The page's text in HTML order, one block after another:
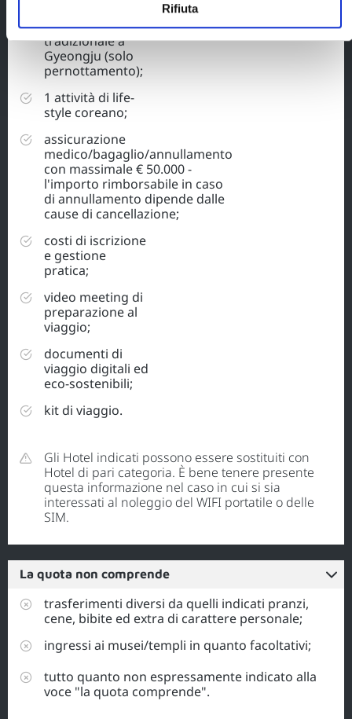
Rifiuta
in una struttura
tradizionale a
Gyeongju (solo
pernottamento);
1 attività di life-
style coreano;
assicurazione
medico/bagaglio/annullamento
con massimale € 50.000 -
l'importo rimborsabile in caso
di annullamento dipende dalle
cause di cancellazione;
costi di iscrizione
e gestione
pratica;
video meeting di
preparazione al
viaggio;
documenti di
viaggio digitali ed
eco-sostenibili;
kit di viaggio.
Gli Hotel indicati possono essere sostituiti con
Hotel di pari categoria. È bene tenere presente
questa informazione nel caso in cui si sia
interessati al noleggio del WIFI portatile o delle
SIM.
La quota non comprende
trasferimenti diversi da quelli indicati pranzi,
cene, bibite ed extra di carattere personale;
ingressi ai musei/templi in quanto facoltativi;
tutto quanto non espressamente indicato alla
voce "la quota comprende".